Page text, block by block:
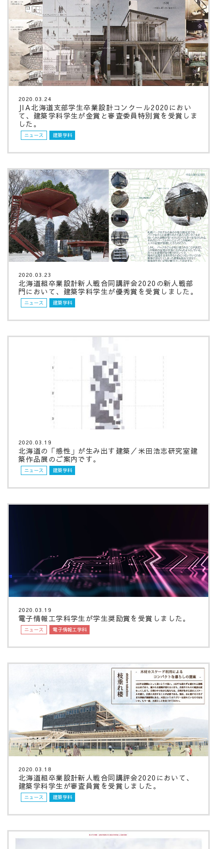
2020.03.24
JIA北海道支部学生卒業設計コンクール2020におい
て、建築学科学生が金賞と審査委員特別賞を受賞しま
した。
ニュース 建築学科
2020.03.23
北海道組卒業設計新人戦合同講評会2020の新人戦部
門において、建築学科学生が優秀賞を受賞しました。
ニュース 建築学科
2020.03.19
北海道の「感性」が生み出す建築／米田浩志研究室建
築作品展のご案内です。
ニュース 建築学科
2020.03.19
電子情報工学科学生が学生奨励賞を受賞しました。
ニュース 電子情報工学科
2020.03.18
北海道組卒業設計新人戦合同講評会2020において、
建築学科学生が審査員賞を受賞しました。
ニュース 建築学科